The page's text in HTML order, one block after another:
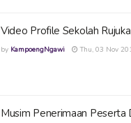
Video Profile Sekolah
by KampoengNgawi Thu, 03 Nov
Musim Penerimaan Peserta